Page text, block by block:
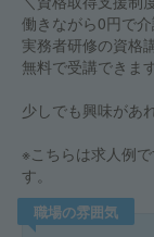
働きながら0円で
実務者研修の資格
無料で受講できま
少しでも興味があ
※こちらは求人例
す。
職場の雰囲気